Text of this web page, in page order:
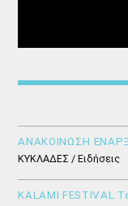
ΑΝΑΚΟΙΝΩΣΗ
ΚΥΚΛΑΔΕΣ / Ειδήσεις
KALAMI FESTIVAL